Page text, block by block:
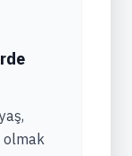
olmak